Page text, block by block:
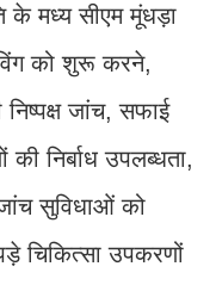
के मध्य सीएम मूंधड़ा
को शुरू करने,
जांच, सफाई
की निर्बाध उपलब्धता,
सुविधाओं को
चिकित्सा उपकरणों